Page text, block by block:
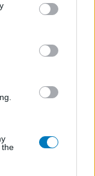
the